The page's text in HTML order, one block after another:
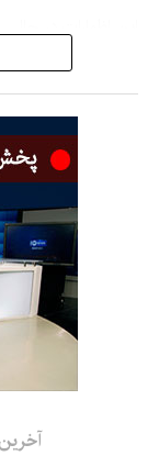
این اظهارات در
درباره فعالیت
گفته‌است اجازه